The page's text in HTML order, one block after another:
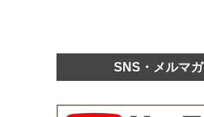
SNS・メルマガ